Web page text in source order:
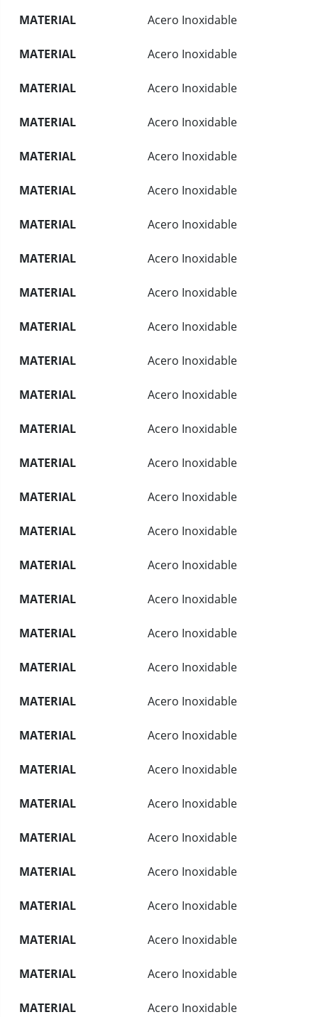
MATERIAL Acero Inoxidable
MATERIAL Acero Inoxidable
MATERIAL Acero Inoxidable
MATERIAL Acero Inoxidable
MATERIAL Acero Inoxidable
MATERIAL Acero Inoxidable
MATERIAL Acero Inoxidable
MATERIAL Acero Inoxidable
MATERIAL Acero Inoxidable
MATERIAL Acero Inoxidable
MATERIAL Acero Inoxidable
MATERIAL Acero Inoxidable
MATERIAL Acero Inoxidable
MATERIAL Acero Inoxidable
MATERIAL Acero Inoxidable
MATERIAL Acero Inoxidable
MATERIAL Acero Inoxidable
MATERIAL Acero Inoxidable
MATERIAL Acero Inoxidable
MATERIAL Acero Inoxidable
MATERIAL Acero Inoxidable
MATERIAL Acero Inoxidable
MATERIAL Acero Inoxidable
MATERIAL Acero Inoxidable
MATERIAL Acero Inoxidable
MATERIAL Acero Inoxidable
MATERIAL Acero Inoxidable
MATERIAL Acero Inoxidable
MATERIAL Acero Inoxidable
MATERIAL Acero Inoxidable